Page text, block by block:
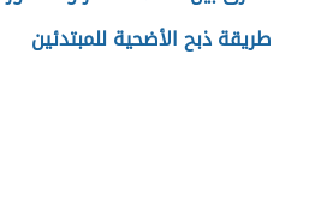
طريقة ذبح الأضحية للمبتدئين